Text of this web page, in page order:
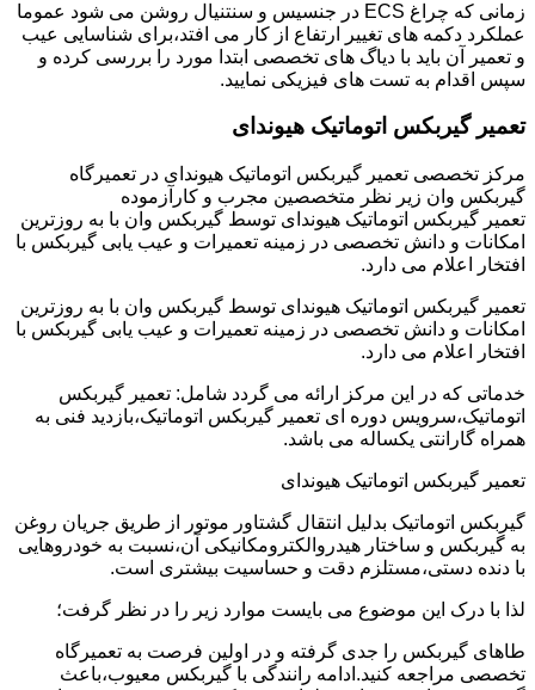
زمانی که چراغ ECS در جنسیس و سنتنیال روشن می شود عموما
عملکرد دکمه های تغییر ارتفاع از کار می افتد،برای شناسایی عیب
و تعمیر آن باید با دیاگ های تخصصی ابتدا مورد را بررسی کرده و
سپس اقدام به تست های فیزیکی نمایید.
تعمیر گیربکس اتوماتیک هیوندای
مرکز تخصصی تعمیر گیربکس اتوماتیک هیوندای در تعمیرگاه
گیربکس وان زیر نظر متخصصین مجرب و کارآزموده
تعمیر گیربکس اتوماتیک هیوندای توسط گیربکس وان با به روزترین
امکانات و دانش تخصصی در زمینه تعمیرات و عیب یابی گیربکس با
افتخار اعلام می دارد.
تعمیر گیربکس اتوماتیک هیوندای توسط گیربکس وان با به روزترین
امکانات و دانش تخصصی در زمینه تعمیرات و عیب یابی گیربکس با
افتخار اعلام می دارد.
خدماتی که در این مرکز ارائه می گردد شامل: تعمیر گیربکس
اتوماتیک،سرویس دوره ای تعمیر گیربکس اتوماتیک،بازدید فنی به
همراه گارانتی یکساله می باشد.
تعمیر گیربکس اتوماتیک هیوندای
گیربکس اتوماتیک بدلیل انتقال گشتاور موتور از طریق جریان روغن
به گیربکس و ساختار هیدروالکترومکانیکی آن،نسبت به خودروهایی
با دنده دستی،مستلزم دقت و حساسیت بیشتری است.
لذا با درک این موضوع می بایست موارد زیر را در نظر گرفت؛
طاهای گیربکس را جدی گرفته و در اولین فرصت به تعمیرگاه
تخصصی مراجعه کنید.ادامه رانندگی با گیربکس معیوب،باعث